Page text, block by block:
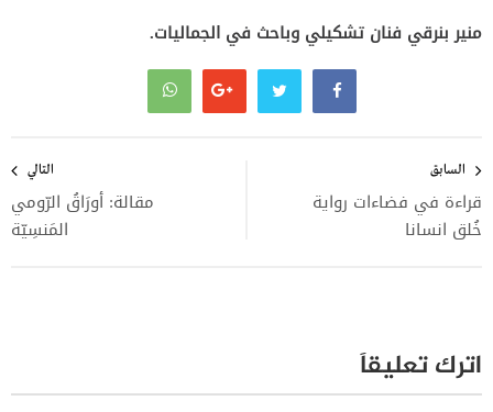
منير بنرقي فنان تشكيلي وباحث في الجماليات.
المقالات
السابق
قراءة في فضاءات رواية
خُلق انسانا
التالي
مقالة: أورَاقُ الرّومي
المَنسِيّة
اترك تعليقاً